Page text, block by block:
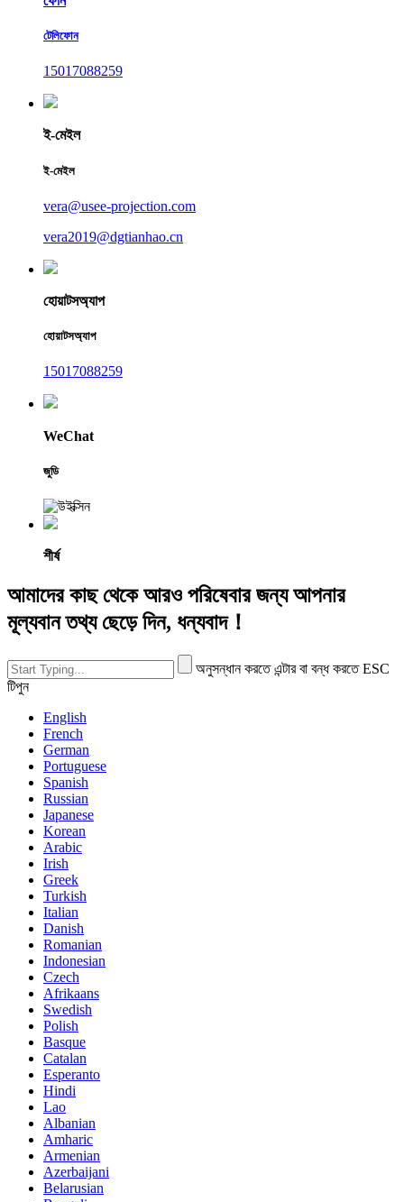
টেলিফোন
15017088259
ই-মেইল
ই-মেইল
vera@usee-projection.com
vera2019@dgtianhao.cn
হোয়াটসঅ্যাপ
হোয়াটসঅ্যাপ
15017088259
WeChat
জুডি
শীর্ষ
আমাদের কাছ থেকে আরও পরিষেবার জন্য আপনার
মূল্যবান তথ্য ছেড়ে দিন, ধন্যবাদ！
অনুসন্ধান করতে এন্টার বা বন্ধ করতে ESC
টিপুন
English
French
German
Portuguese
Spanish
Russian
Japanese
Korean
Arabic
Irish
Greek
Turkish
Italian
Danish
Romanian
Indonesian
Czech
Afrikaans
Swedish
Polish
Basque
Catalan
Esperanto
Hindi
Lao
Albanian
Amharic
Armenian
Azerbaijani
Belarusian